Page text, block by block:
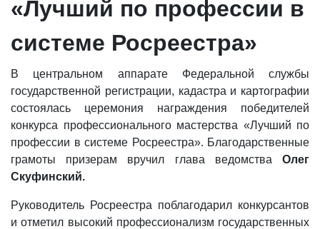
«Лучший по профессии в
системе Росреестра»
В центральном аппарате Федеральной службы
государственной регистрации, кадастра и картографии
состоялась церемония награждения победителей
конкурса профессионального мастерства «Лучший по
профессии в системе Росреестра». Благодарственные
грамоты призерам вручил глава ведомства Олег
Скуфинский.
Руководитель Росреестра поблагодарил конкурсантов
и отметил высокий профессионализм государственных